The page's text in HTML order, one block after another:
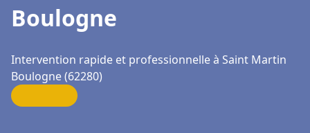
Boulogne
Intervention rapide et professionnelle à Saint Martin
Boulogne (62280)